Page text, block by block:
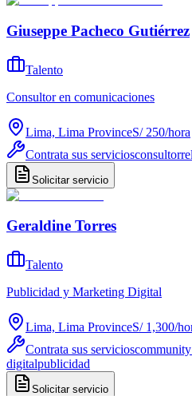
Giuseppe Pacheco Gutiérrez
Talento
Consultor en comunicaciones
Lima, Lima ProvinceS/ 250/hora
Contrata sus serviciosconsultor
Solicitar servicio
Geraldine Torres
Talento
Publicidad y Marketing Digital
Lima, Lima ProvinceS/ 1,300/
Contrata sus servicios
digitalpublicidad
Solicitar servicio